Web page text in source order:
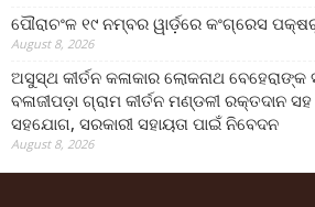
ପୌରାଚଂଳ ୧୯ ନମ୍ବର ୱାର୍ଡ଼ରେ କଂଗ୍ରେସ
August 8, 2026
ଅସୁସ୍ଥ କୀର୍ତନ କଳାକାର ଲୋକନାଥ
ବଳାଜୀପଡ଼ା ଗ୍ରାମ କୀର୍ତନ ମଣ୍ଡଳୀ ରକ୍ତଦାନ
ସହଯୋଗ, ସରକାରୀ ସହାୟତା ପାଇଁ ନିବେଦନ
August 8, 2026